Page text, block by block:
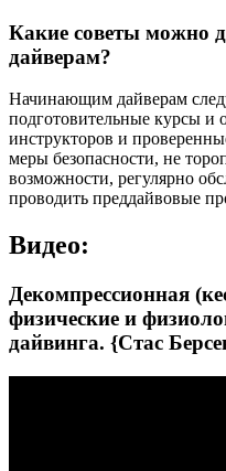
Какие советы можно
дайверам?
Начинающим дайверам
подготовительные курсы и
инструкторов и
меры безопасности, не
возможности, регулярно
проводить преддайвовые
Видео:
Декомпрессионная
физические и
дайвинга. {Стас